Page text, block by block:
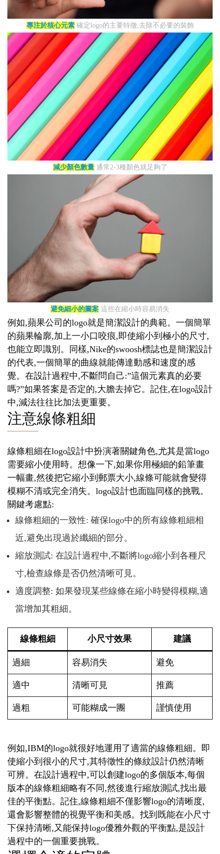
專注於核心元素確定logo的主要特徵,去除不必要的裝飾
減少顏色數量通常2-3種顏色就足夠了
避免細小的圖案 這些在縮小時容易消失
例如,蘋果公司的logo就是簡潔設計的典範。一個簡單
的蘋果輪廓,加上一小口咬痕,即使縮小到極小的尺寸,
也能立即識別。同樣,Nike的swoosh標誌也是簡潔設計
的代表,一個簡單的曲線就能傳達動感和速度的感
覺。在設計過程中,不斷問自己:”這個元素真的必要
嗎?”如果答案是否定的,大膽去掉它。記住,在logo設計
中,減法往往比加法更重要。
注意線條粗細
線條粗細在logo設計中扮演著關鍵角色,尤其是當logo
需要縮小使用時。想像一下,如果你用極細的鉛筆畫
一幅畫,然後把它縮小到郵票大小,線條可能就會變得
模糊不清或完全消失。logo設計也面臨同樣的挑戰。
關鍵考慮點:
線條粗細的一致性: 確保logo中的所有線條粗細相
近,避免出現過於纖細的部分。
縮放測試: 在設計過程中,不斷將logo縮小到各種尺
寸,檢查線條是否仍然清晰可見。
適度調整: 如果發現某些線條在縮小時變得模糊,適
當增加其粗細。
線條粗細 小尺寸效果 建議
過細 容易消失 避免
適中 清晰可見 推薦
過粗 可能糊成一團 謹慎使用
例如,IBM的logo就很好地運用了適當的線條粗細。即
使縮小到很小的尺寸,其特徵性的條紋設計仍然清晰
可辨。在設計過程中,可以創建logo的多個版本,每個
版本的線條粗細略有不同,然後進行縮放測試,找出最
佳的平衡點。記住,線條粗細不僅影響logo的清晰度,
還會影響整體的視覺平衡和美感。找到既能在小尺寸
下保持清晰,又能保持logo優雅外觀的平衡點,是設計
過程中的一個重要挑戰。